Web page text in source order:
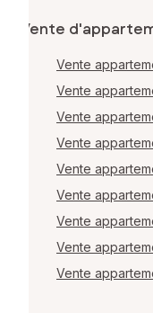
Vente
Vente
Vente
Vente
Vente
Vente
Vente
Vente
Vente
Vente